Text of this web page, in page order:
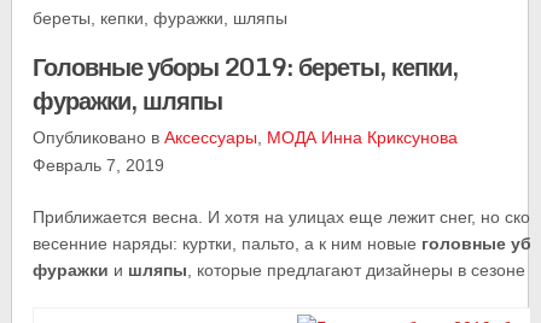
береты, кепки, фуражки, шляпы
Головные уборы 2019: береты, кепки,
фуражки, шляпы
Опубликовано вАксессуары МОДА Инна Криксунова
Февраль 7, 2019
Приближается весна. И хотя на улицах еще лежит снег, но
весенние наряды: куртки, пальто, а к ним новые головные
фуражки и шляпы , которые предлагают дизайнеры в сезоне